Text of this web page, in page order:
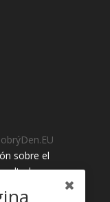
sobre el